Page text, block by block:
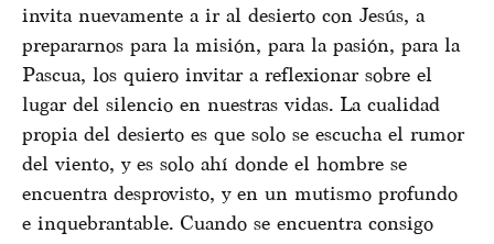
invita nuevamente a ir al desierto con Jesús, a
prepararnos para la misión, para la pasión, para la
Pascua, los quiero invitar a reflexionar sobre el
lugar del silencio en nuestras vidas. La cualidad
propia del desierto es que solo se escucha el rumor
del viento, y es solo ahí donde el hombre se
encuentra desprovisto, y en un mutismo profundo
e inquebrantable. Cuando se encuentra consigo